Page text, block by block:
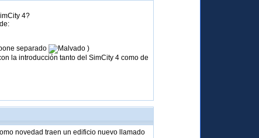
4?
separado
)
la introducción tanto del SimCity 4 como de
novedad traen un edificio nuevo llamado